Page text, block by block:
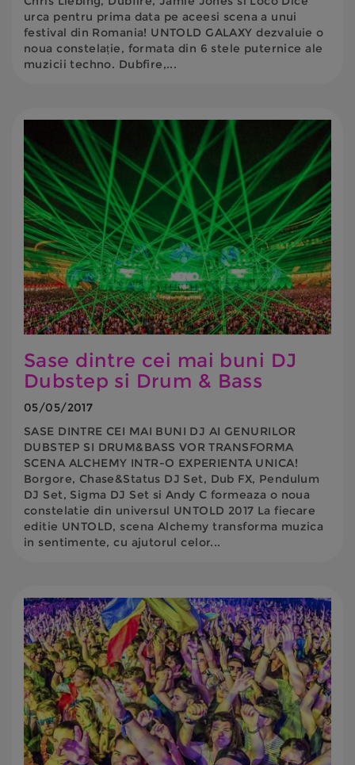
urca pentru prima data pe aceesi scena a unui
festival din Romania! UNTOLD GALAXY dezvaluie o
noua constelație, formata din 6 stele puternice ale
muzicii techno. Dubfire,...
Sase dintre cei mai buni DJ
Dubstep si Drum & Bass
05/05/2017
SASE DINTRE CEI MAI BUNI DJ AI GENURILOR
DUBSTEP SI DRUM&BASS VOR TRANSFORMA
SCENA ALCHEMY INTR-O EXPERIENTA UNICA!
Borgore, Chase&Status DJ Set, Dub FX, Pendulum
DJ Set, Sigma DJ Set si Andy C formeaza o noua
constelatie din universul UNTOLD 2017 La fiecare
editie UNTOLD, scena Alchemy transforma muzica
in sentimente, cu ajutorul celor...